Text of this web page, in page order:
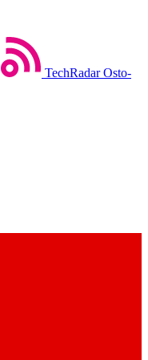
TechRadar Osto-